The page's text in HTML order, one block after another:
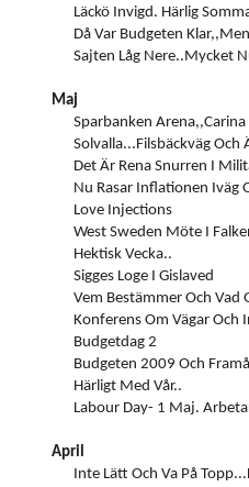
Läckö Invigd. Härlig
Då Var Budgeten
Sajten Låg Nere..Mycket
Maj
Sparbanken
Solvalla...Filsbäckväg
Det Är Rena Snurren I
Nu Rasar Inflationen Iväg
Love Injections
West Sweden Möte I
Hektisk Vecka..
Sigges Loge I Gislaved
Vem Bestämmer Och Vad
Konferens Om Vägar
Budgetdag 2
Budgeten 2009 Och
Härligt Med Vår..
Labour Day- 1 Maj.
April
Inte Lätt Och Va På